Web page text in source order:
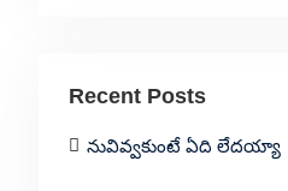
Recent Posts
నువివ్వకుంటే ఏది లేదయ్యా